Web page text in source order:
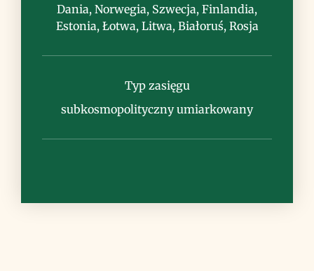
Dania, Norwegia, Szwecja, Finlandia,
Estonia, Łotwa, Litwa, Białoruś, Rosja
Typ zasięgu
subkosmopolityczny umiarkowany